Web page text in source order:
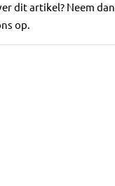
dit artikel? Neem dan
op.